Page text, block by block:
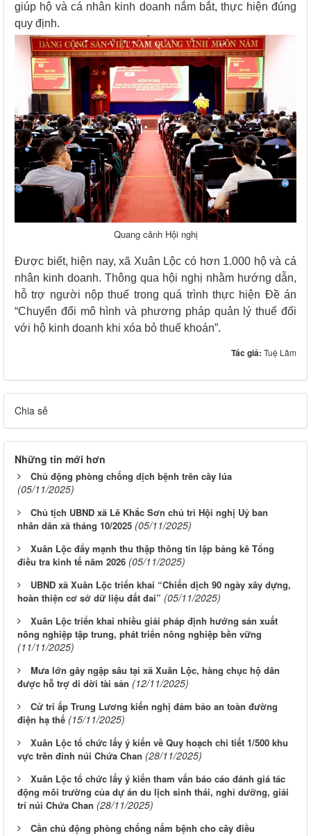
giúp hộ và cá nhân kinh doanh nắm bắt, thực hiện đúng
quy định.
Quang cảnh Hội nghị
Được biết, hiện nay, xã Xuân Lộc có hơn 1.000 hộ và cá
nhân kinh doanh. Thông qua hội nghị nhằm hướng dẫn,
hỗ trợ người nộp thuế trong quá trình thực hiện Đề án
“Chuyển đổi mô hình và phương pháp quản lý thuế đối
với hộ kinh doanh khi xóa bỏ thuế khoán”.
Tác giả: Tuệ Lâm
Chia sẻ
Những tin mới hơn
Chủ động phòng chống dịch bệnh trên cây lúa
(05/11/2025)
Chủ tịch UBND xã Lê Khắc Sơn chủ trì Hội nghị Uỷ ban
nhân dân xã tháng 10/2025 (05/11/2025)
Xuân Lộc đẩy mạnh thu thập thông tin lập bảng kê Tổng
điều tra kinh tế năm 2026 (05/11/2025)
UBND xã Xuân Lộc triển khai “Chiến dịch 90 ngày xây dựng,
hoàn thiện cơ sở dữ liệu đất đai” (05/11/2025)
Xuân Lộc triển khai nhiều giải pháp định hướng sản xuất
nông nghiệp tập trung, phát triển nông nghiệp bền vững
(11/11/2025)
Mưa lớn gây ngập sâu tại xã Xuân Lộc, hàng chục hộ dân
được hỗ trợ di dời tài sản (12/11/2025)
Cử tri ấp Trung Lương kiến nghị đảm bảo an toàn đường
điện hạ thế (15/11/2025)
Xuân Lộc tổ chức lấy ý kiến về Quy hoạch chi tiết 1/500 khu
vực trên đỉnh núi Chứa Chan (28/11/2025)
Xuân Lộc tổ chức lấy ý kiến tham vấn báo cáo đánh giá tác
động môi trường của dự án du lịch sinh thái, nghỉ dưỡng, giải
trí núi Chứa Chan (28/11/2025)
Cần chủ động phòng chống nấm bệnh cho cây điều